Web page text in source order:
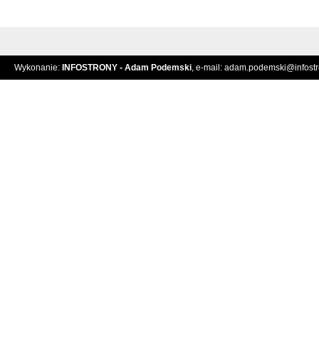
Wykonanie: INFOSTRONY - Adam Podemski, e-mail: